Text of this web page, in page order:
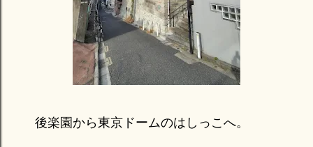
後楽園から東京ドームのはしっこへ。